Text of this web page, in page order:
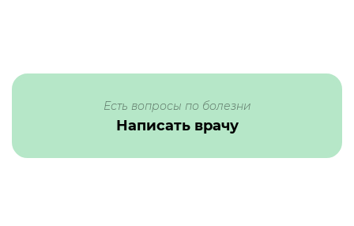
Есть вопросы по болезни
Написать врачу